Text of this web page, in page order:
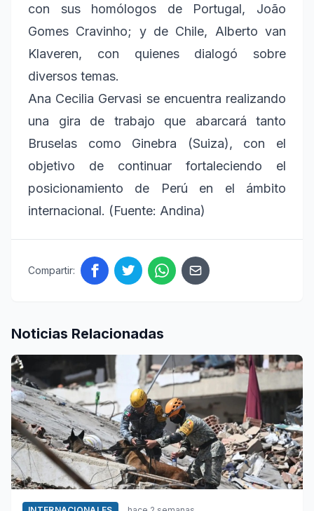
con sus homólogos de Portugal, João
Gomes Cravinho; y de Chile, Alberto van
Klaveren, con quienes dialogó sobre
diversos temas.
Ana Cecilia Gervasi se encuentra realizando
una gira de trabajo que abarcará tanto
Bruselas como Ginebra (Suiza), con el
objetivo de continuar fortaleciendo el
posicionamiento de Perú en el ámbito
internacional. (Fuente: Andina)
Compartir:
Noticias Relacionadas